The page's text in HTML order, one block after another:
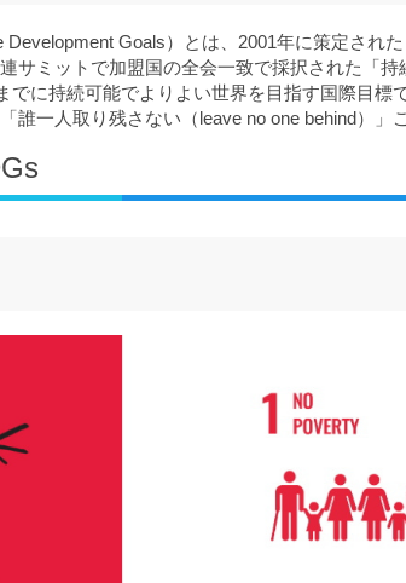
Goals）とは、2001年に策定され
サミットで加盟国の全会一致で採択された「
でに持続可能でよりよい世界を目指す国際目標
誰一人取り残さない（leave no one behind）」